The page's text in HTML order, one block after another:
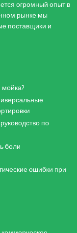
огромный опыт в
рынке мы
поставщики и
по
боли
ошибки при